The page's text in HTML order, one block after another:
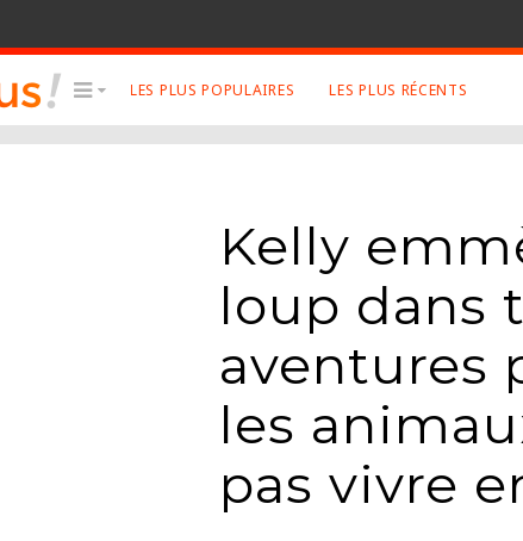
Photographies
Google+
Mentions Légales
LES PLUS POPULAIRES LES PLUS RÉCENTS
Kelly
loup dans
aventures
les
pas vivre